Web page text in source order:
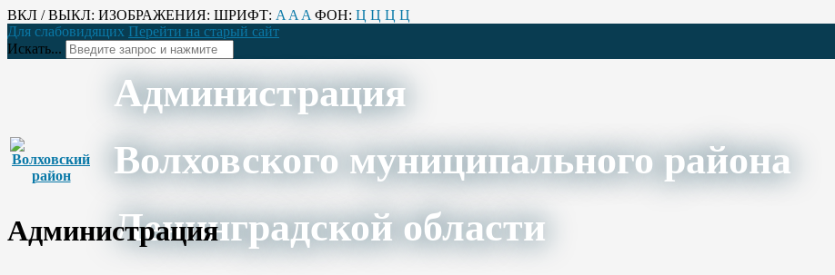
ВКЛ / ВЫКЛ: ИЗОБРАЖЕНИЯ: ШРИФТ: A A A ФОН: Ц Ц Ц Ц
Для слабовидящих Перейти на старый сайт
Искать...
Администрация
Волховского муниципального района
Ленинградской области
Администрация